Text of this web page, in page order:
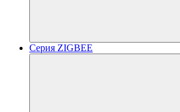
Серия ZIGBEE